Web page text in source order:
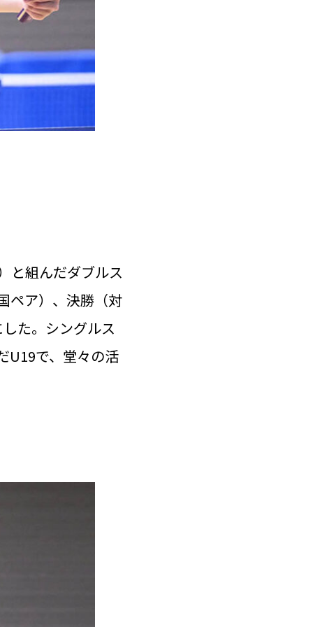
と組んだダブルス
ペア）、決勝（対
た。シングルス
U19で、堂々の活